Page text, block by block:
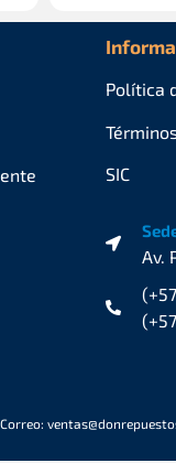
Política
SIC
Av.